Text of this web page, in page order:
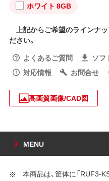
ホワイト 8GB
上記からご希望のラインナ
ださい。
よくあるご質問
ソフ
対応情報
お問合せ
高画質画像/CAD図
MENU
本商品は、筐体に「RUF3-